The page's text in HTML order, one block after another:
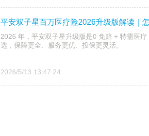
平安双子星百万医疗险2026升级版解读｜
2026 年，平安双子星升级版是0 免赔 + 特需医
选，保障更全、服务更优、投保更灵活。
2026/5/13 13:47:24